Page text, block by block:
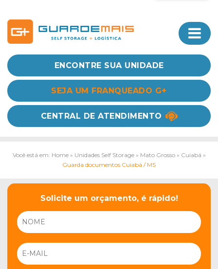
ENCONTRE SUA UNIDADE
SEJA UM FRANQUEADO G+
CENTRAL DE ATENDIMENTO
Você está em: Home» Unidades Self Storage» Mato Grosso» Cuiabá »
Guarda documentos Cuiabá / MS
Solicite um orçamento, é rápido!